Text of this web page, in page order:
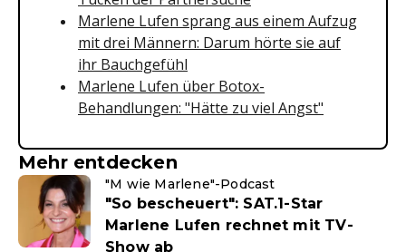
Marlene Lufen sprang aus einem Aufzug
mit drei Männern: Darum hörte sie auf
ihr Bauchgefühl
Marlene Lufen über Botox-
Behandlungen: "Hätte zu viel Angst"
Mehr entdecken
"M wie Marlene"-Podcast
"So bescheuert": SAT.1-Star
Marlene Lufen rechnet mit TV-
Show ab